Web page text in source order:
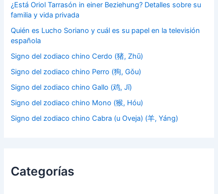
¿Está Oriol Tarrasón in einer Beziehung? Detalles sobre su
familia y vida privada
Quién es Lucho Soriano y cuál es su papel en la televisión
española
Signo del zodiaco chino Cerdo (猪, Zhū)
Signo del zodiaco chino Perro (狗, Gǒu)
Signo del zodiaco chino Gallo (鸡, Jī)
Signo del zodiaco chino Mono (猴, Hóu)
Signo del zodiaco chino Cabra (u Oveja) (羊, Yáng)
Categorías